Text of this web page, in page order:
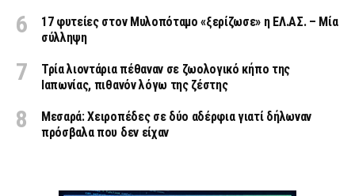
17 φυτείες στον Μυλοπόταμο «ξερίζωσε» η ΕΛ.ΑΣ. – Μία
σύλληψη
Τρία λιοντάρια πέθαναν σε ζωολογικό κήπο της
Ιαπωνίας, πιθανόν λόγω της ζέστης
Μεσαρά: Χειροπέδες σε δύο αδέρφια γιατί δήλωναν
πρόσβαλα που δεν είχαν